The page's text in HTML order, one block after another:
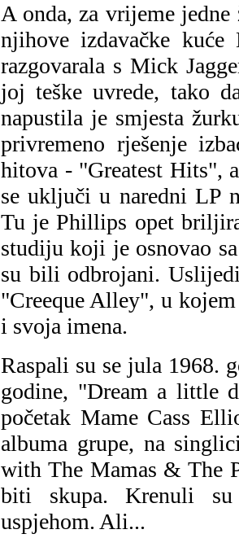
A onda, za vrijeme
njihove izdavačke
razgovarala s Mick
joj teške uvrede, tako
napustila je smjesta
privremeno rješenje
hitova - "Greatest Hits",
se uključi u naredni LP
Tu je Phillips opet
studiju koji je osnovao
su bili odbrojani.
"Creeque Alley", u
i svoja imena.
Raspali su se jula 1968.
godine, "Dream a little
početak Mame Cass
albuma grupe, na
with The Mamas & The
biti skupa. Krenuli
uspjehom. Ali...